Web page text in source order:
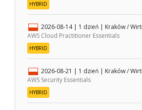
HYBRID
2026-08-14 | 1 dzień | Kraków /
AWS Cloud Practitioner Essentials
HYBRID
2026-08-21 | 1 dzień | Kraków /
AWS Security Essentials
HYBRID